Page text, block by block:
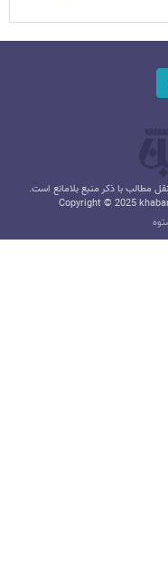
مطالب با ذکر منبع بلامانع است.
Copyright © 2025